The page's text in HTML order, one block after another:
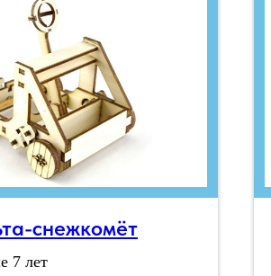
снежкомёт
7 лет